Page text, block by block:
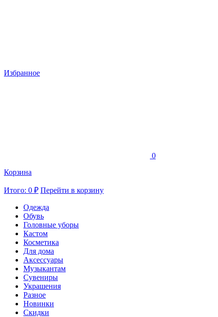
Избранное
0
Корзина
Итого: 0 ₽ Перейти в корзину
Одежда
Обувь
Головные уборы
Кастом
Косметика
Для дома
Аксессуары
Музыкантам
Сувениры
Украшения
Разное
Новинки
Скидки